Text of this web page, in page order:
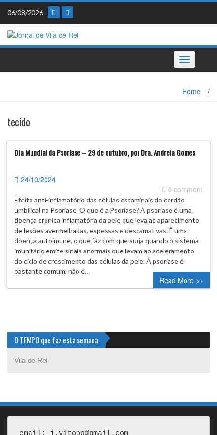
Skip
content
06/08/2026
Toggle
navigation
Home /
tecido
Dia Mundial da Psoríase – 29 de outubro, por Dra. Andreia Gomes
24/10/2024
0 comment
Efeito anti-inflamatório das células estaminais do cordão
umbilical na Psoríase O que é a Psoríase? A psoríase é uma
doença crónica inflamatória da pele que leva ao aparecimento
de lesões avermelhadas, espessas e descamativas. É uma
doença autoimune, o que faz com que surja quando o sistema
imunitário emite sinais anormais que levam ao aceleramento
do ciclo de crescimento das células da pele. A psoríase é
bastante comum, não é…
Read More >>
O TEMPO que faz esta semana
Vila de Rei